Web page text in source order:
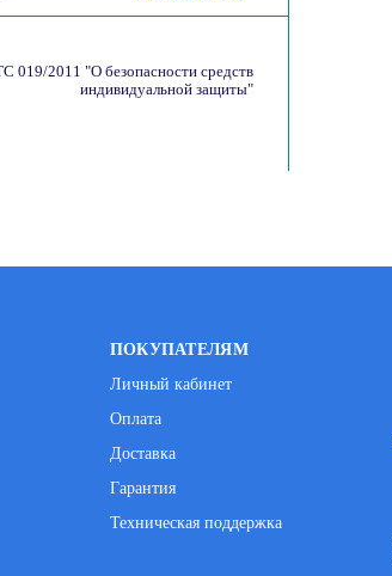
019/2011 "О безопасности средств
индивидуальной защиты"
ПОКУПАТЕЛЯМ
Личный кабинет
Оплата
Доставка
Гарантия
Техническая поддержка